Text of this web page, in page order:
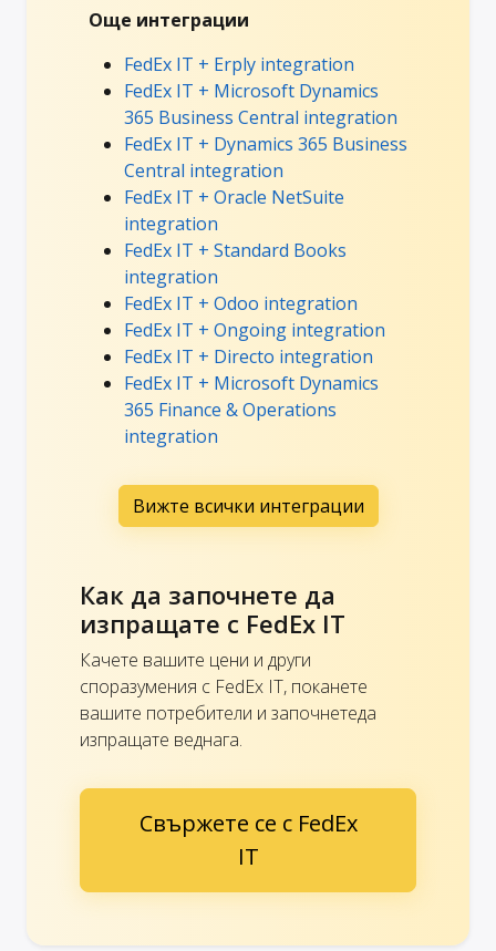
Още интеграции
FedEx IT + Erply integration
FedEx IT + Microsoft Dynamics
365 Business Central integration
FedEx IT + Dynamics 365 Business
Central integration
FedEx IT + Oracle NetSuite
integration
FedEx IT + Standard Books
integration
FedEx IT + Odoo integration
FedEx IT + Ongoing integration
FedEx IT + Directo integration
FedEx IT + Microsoft Dynamics
365 Finance & Operations
integration
Вижте всички интеграции
Как да започнете да
изпращате с FedEx IT
Качете вашите цени и други
споразумения с FedEx IT, поканете
вашите потребители и започнетеда
изпращате веднага.
Свържете се с FedEx
IT